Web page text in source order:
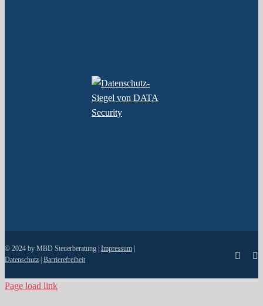
© 2024 by MBD Steuerberatung | Impressum
Datenschutz Barrierefreiheit
Page load link